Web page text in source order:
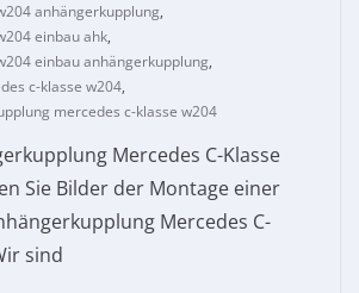
anhängerkupplung,
einbau ahk,
einbau anhängerkupplung,
c-klasse w204,
mercedes c-klasse w204
Mercedes C-Klasse
Sie Bilder der Montage einer
Mercedes C-
sind